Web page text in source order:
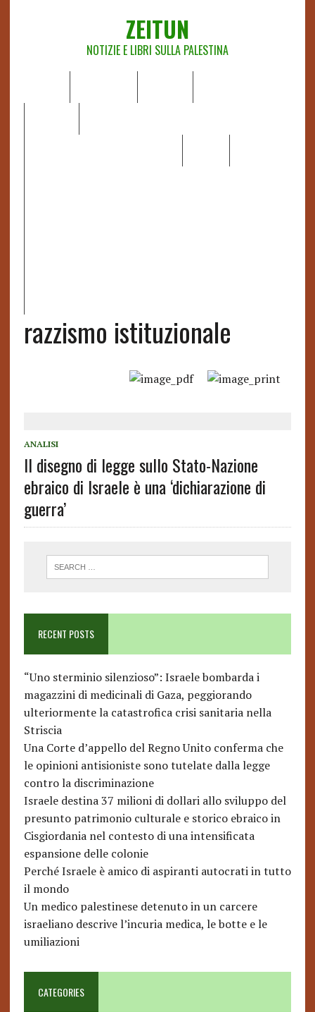
ZEITUN
NOTIZIE E LIBRI SULLA PALESTINA
razzismo istituzionale
ANALISI
Il disegno di legge sullo Stato-Nazione
ebraico di Israele è una ‘dichiarazione di
guerra’
RECENT POSTS
“Uno sterminio silenzioso”: Israele bombarda i
magazzini di medicinali di Gaza, peggiorando
ulteriormente la catastrofica crisi sanitaria nella
Striscia
Una Corte d’appello del Regno Unito conferma che
le opinioni antisioniste sono tutelate dalla legge
contro la discriminazione
Israele destina 37 milioni di dollari allo sviluppo del
presunto patrimonio culturale e storico ebraico in
Cisgiordania nel contesto di una intensificata
espansione delle colonie
Perché Israele è amico di aspiranti autocrati in tutto
il mondo
Un medico palestinese detenuto in un carcere
israeliano descrive l’incuria medica, le botte e le
umiliazioni
CATEGORIES